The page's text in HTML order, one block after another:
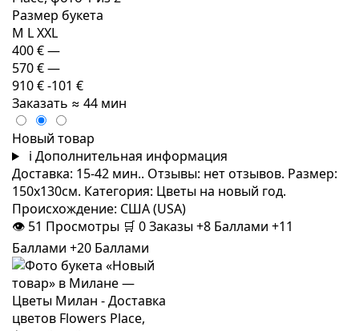
Размер букета
M LXXL
400 €—
570 €—
910 €-101 €
Заказать ≈ 44 мин
Новый товар
i Дополнительная информация
Доставка: 15-42 мин.. Отзывы: нет отзывов. Размер:
150x130см. Категория: Цветы на новый год.
Происхождение: США (USA)
👁 51 Просмотры 🛒 0Заказы+8 Баллами +11
Баллами +20 Баллами